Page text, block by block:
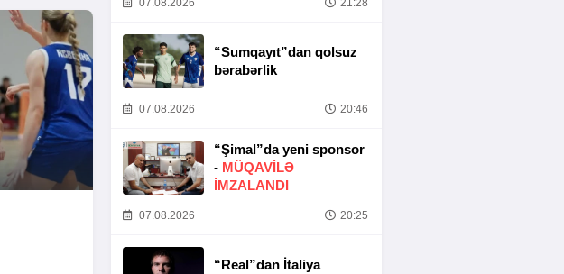
07.08.2026 21:28
“Sumqayıt”dan qolsuz
bərabərlik
07.08.2026 20:46
“Şimal”da yeni sponsor
- MÜQAVİLƏ
İMZALANDI
07.08.2026 20:25
“Real”dan İtaliya